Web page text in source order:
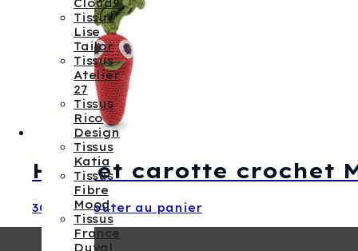
Cloud9
Tissus
Lise
Tailor
Tissus
Atelier
27
Tissus
Rico
Design
Tissus
Katia
Tissus
Fibre
Mood
Tissus
France
Duval
Hochet carotte crochet
30,00 € Ajouter au panier